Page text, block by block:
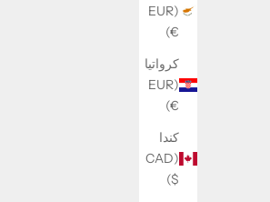
(EUR
€)
كرواتيا
(EUR
€)
كندا
(CAD
$)
Big Letter Necklace (only pendant)
نفد من المخزون